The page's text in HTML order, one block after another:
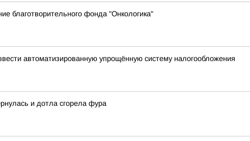
благотворительного фонда "Онкологика"
автоматизированную упрощённую систему налогообложения
и дотла сгорела фура